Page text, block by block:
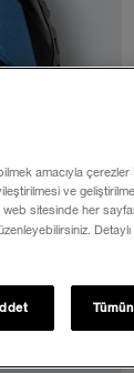
amacıyla çerezler
ve
sitesinde her